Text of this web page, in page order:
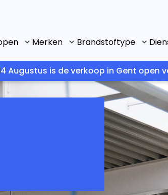
Merken Brandstoftype
Augustus is de verkoop in Gent open